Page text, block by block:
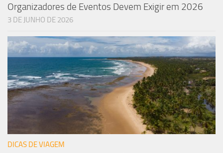
Organizadores de Eventos Devem Exigir em 2026
3 DE JUNHO DE 2026
DICAS DE VIAGEM